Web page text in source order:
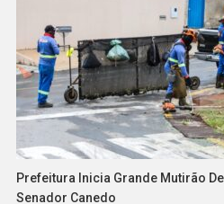
Prefeitura Inicia Grande Mutirão
Senador Canedo